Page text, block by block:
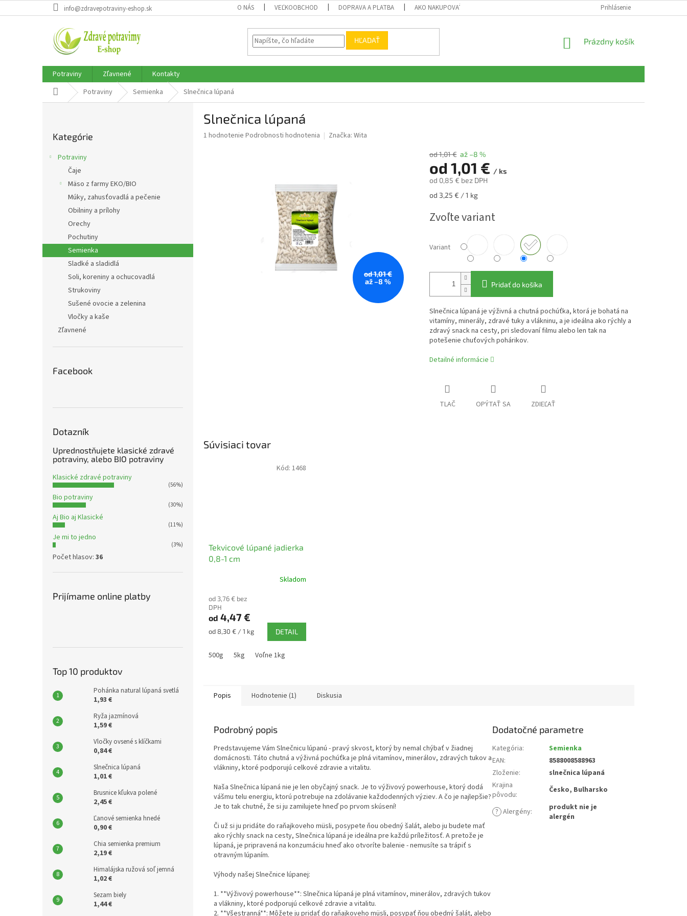
na
info@zdravepotraviny-eshop.sk O NÁS VEĽKOOBCHOD DOPRAVA A PLATBA AKO NAKUPOVAŤ PODMIENKY OCHRANY OSOBNÝCH
Prihlásenie
HĽADAŤ
NÁKUPNÝ
Prázdny košík
Potraviny Zľavnené
Kontakty
DomovPotraviny Semienka Slnečnica lúpaná
kategórie
Kategórie
Potraviny
Čaje
Mäso z farmy EKO/BIO
Múky, zahusťovadlá a pečenie
Obilniny a prílohy
Orechy
Pochutiny
Semienka
Sladké a sladidlá
Soli, koreniny a ochucovadlá
Strukoviny
Sušené ovocie a zelenina
Vločky a kaše
Zľavnené
Facebook
Dotazník
Uprednostňujete klasické zdravé
potraviny, alebo BIO potraviny
Klasické zdravé potraviny
(56%)
Bio potraviny
(30%)
Aj Bio aj Klasické
(11%)
Je mi to jedno
(3%)
Počet hlasov: 36
Prijímame online platby
Top 10 produktov
Pohánka natural lúpaná svetlá
1,93 €
Ryža jazmínová
1,59 €
Vločky ovsené s klíčkami
0,84 €
Slnečnica lúpaná
1,01 €
Brusnice kľukva polené
2,45 €
Ľanové semienka hnedé
0,90 €
Chia semienka premium
2,19 €
Himalájska ružová soľ jemná
1,02 €
Sezam biely
1,44 €
Slnečnica lúpaná
Priemerné
1 hodnotenie Podrobnosti hodnotenia Značka: Wita
od 1,01 €
až –8 %
od 1,01 € až –8 %
od 1,01 € / ks
od 0,85 € bez DPH
Jednotková
od 3,25 € / 1 kg
Zvoľte variant
Variant
Pridať do košíka
Slnečnica lúpaná je výživná a chutná pochúťka, ktorá je bohatá na
vitamíny, minerály, zdravé tuky a vlákninu, a je ideálna ako rýchly a
zdravý snack na cesty, pri sledovaní filmu alebo len tak na
potešenie chuťových pohárikov.
Detailné informácie
TLAČ OPÝTAŤ SA ZDIEĽAŤ
Súvisiaci tovar
Tekvicové lúpané jadierka
0,8-1 cm
produktu
je
5,0
z
Skladom
od 3,76 € bez
DPH
od 4,47 €
Jednotková
od 8,30 € / 1 kg DETAIL
500g 5kg Voľne 1kg
Kód: 1468
Popis Hodnotenie (1) Diskusia
Podrobný popis
Predstavujeme Vám Slnečnicu lúpanú - pravý skvost, ktorý by nemal chýbať v žiadnej
domácnosti. Táto chutná a výživná pochúťka je plná vitamínov, minerálov, zdravých tukov a
vlákniny, ktoré podporujú celkové zdravie a vitalitu.
Naša Slnečnica lúpaná nie je len obyčajný snack. Je to výživový powerhouse, ktorý dodá
vášmu telu energiu, ktorú potrebuje na zdolávanie každodenných výziev. A čo je najlepšie?
Je to tak chutné, že si ju zamilujete hneď po prvom skúsení!
Či už si ju pridáte do raňajkoveho müsli, posypete ňou obedný šalát, alebo ju budete mať
ako rýchly snack na cesty, Slnečnica lúpaná je ideálna pre každú príležitosť. A pretože je
lúpaná, je pripravená na konzumáciu hneď ako otvoríte balenie - nemusíte sa trápiť s
otravným lúpaním.
Výhody našej Slnečnice lúpanej:
1. **Výživový powerhouse**: Slnečnica lúpaná je plná vitamínov, minerálov, zdravých tukov
a vlákniny, ktoré podporujú celkové zdravie a vitalitu.
2. **Všestranná**: Môžete ju pridať do raňajkoveho müsli, posypať ňou obedný šalát, alebo
Dodatočné parametre
Kategória:
Semienka
EAN:
8588008588963
Zloženie:
slnečnica lúpaná
Krajina
pôvodu: Česko, Bulharsko
? Alergény:
produkt nie je
alergén